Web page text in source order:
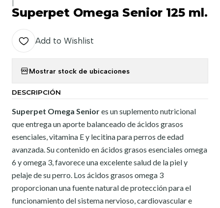
Superpet Omega Senior 125 ml.
Add to Wishlist
Mostrar stock de ubicaciones
DESCRIPCIÓN
Superpet Omega Seniores un suplemento nutricional
que entrega un aporte balanceado de ácidos grasos
esenciales, vitamina E y lecitina para perros de edad
avanzada. Su contenido en ácidos grasos esenciales omega
6 y omega 3, favorece una excelente salud de la piel y
pelaje de su perro. Los ácidos grasos omega 3
proporcionan una fuente natural de protección para el
funcionamiento del sistema nervioso, cardiovascular e